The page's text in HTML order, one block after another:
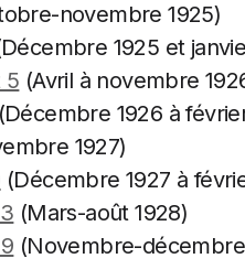
novembre 1925)
1925 et
5 (Avril à novembre
(Décembre 1926 à
1927)
(Décembre 1927 à
(Mars-août 1928)
(Novembre-